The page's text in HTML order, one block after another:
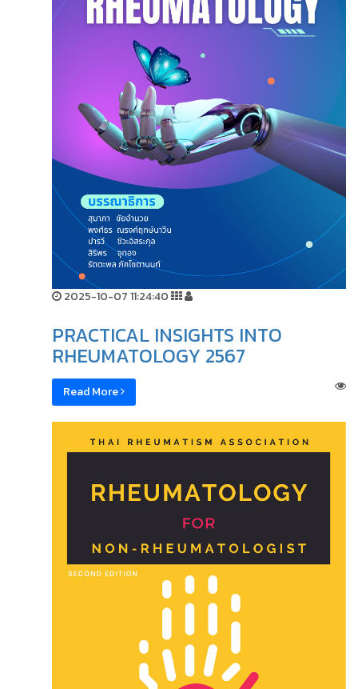
2025-10-07 11:24:40
PRACTICAL INSIGHTS INTO
RHEUMATOLOGY 2567
Read More